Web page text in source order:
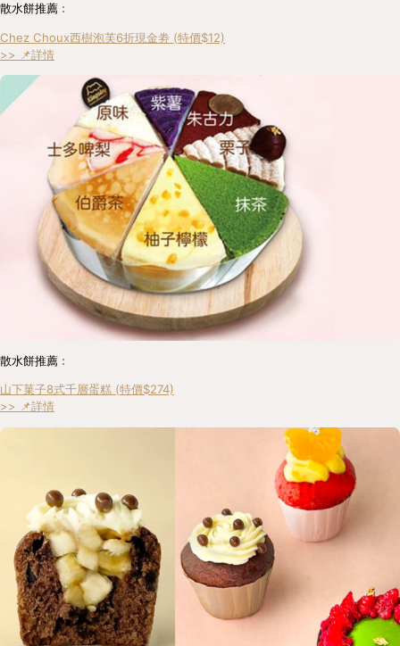
散水餅推薦﹕
Chez Choux西樹泡芙6折現金劵 (特價$12)
>> 📌詳情
散水餅推薦﹕
山下菓子8式千層蛋糕 (特價$274)
>> 📌詳情